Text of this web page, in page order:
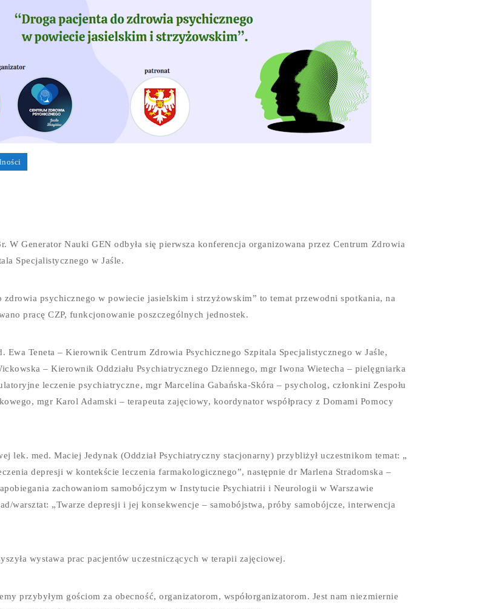
W Generator Nauki GEN odbyła się pierwsza konferencja organizowana przez Centrum Zdrowia
Specjalistycznego w Jaśle.
zdrowia psychicznego w powiecie jasielskim i strzyżowskim” to temat przewodni spotkania, na
pracę CZP, funkcjonowanie poszczególnych jednostek.
Ewa Teneta – Kierownik Centrum Zdrowia Psychicznego Szpitala Specjalistycznego w Jaśle,
– Kierownik Oddziału Psychiatrycznego Dziennego, mgr Iwona Wietecha – pielęgniarka
leczenie psychiatryczne, mgr Marcelina Gabańska-Skóra – psycholog, członkini Zespołu
mgr Karol Adamski – terapeuta zajęciowy, koordynator współpracy z Domami Pomocy
lek. med. Maciej Jedynak (Oddział Psychiatryczny stacjonarny) przybliżył uczestnikom temat: „
depresji w kontekście leczenia farmakologicznego”, następnie dr Marlena Stradomska –
zachowaniom samobójczym w Instytucie Psychiatrii i Neurologii w Warszawie
warsztat: „Twarze depresji i jej konsekwencje – samobójstwa, próby samobójcze, interwencja
wystawa prac pacjentów uczestniczących w terapii zajęciowej.
przybyłym gościom za obecność, organizatorom, współorganizatorom. Jest nam niezmiernie